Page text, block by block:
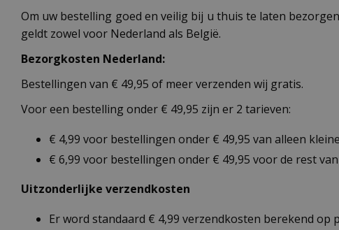
Om uw bestelling goed en veilig bij u thuis te laten
geldt zowel voor Nederland als België.
Bezorgkosten Nederland:
Bestellingen van € 49,95 of meer verzenden wij gratis.
Voor een bestelling onder € 49,95 zijn er 2 tarieven:
€ 4,99 voor bestellingen onder € 49,95 van alleen
€ 6,99 voor bestellingen onder € 49,95 voor de rest
Uitzonderlijke verzendkosten
Er word standaard € 4,99 verzendkosten berekend